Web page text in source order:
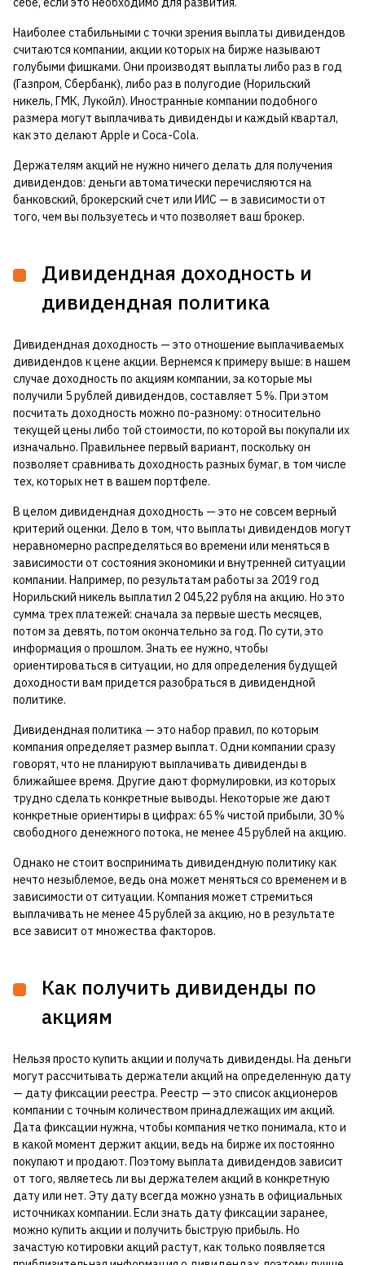
Наиболее стабильными с точки зрения выплаты дивидендов
считаются компании, акции которых на бирже называют
голубыми фишками. Они производят выплаты либо раз в год
(Газпром, Сбербанк), либо раз в полугодие (Норильский
никель, ГМК, Лукойл). Иностранные компании подобного
размера могут выплачивать дивиденды и каждый квартал,
как это делают Apple и Coca-Cola.
Держателям акций не нужно ничего делать для получения
дивидендов: деньги автоматически перечисляются на
банковский, брокерский счет или ИИС — в зависимости от
того, чем вы пользуетесь и что позволяет ваш брокер.
Дивидендная доходность и
дивидендная политика
Дивидендная доходность — это отношение выплачиваемых
дивидендов к цене акции. Вернемся к примеру выше: в нашем
случае доходность по акциям компании, за которые мы
получили 5 рублей дивидендов, составляет 5 %. При этом
посчитать доходность можно по-разному: относительно
текущей цены либо той стоимости, по которой вы покупали их
изначально. Правильнее первый вариант, поскольку он
позволяет сравнивать доходность разных бумаг, в том числе
тех, которых нет в вашем портфеле.
В целом дивидендная доходность — это не совсем верный
критерий оценки. Дело в том, что выплаты дивидендов могут
неравномерно распределяться во времени или меняться в
зависимости от состояния экономики и внутренней ситуации
компании. Например, по результатам работы за 2019 год
Норильский никель выплатил 2 045,22 рубля на акцию. Но это
сумма трех платежей: сначала за первые шесть месяцев,
потом за девять, потом окончательно за год. По сути, это
информация о прошлом. Знать ее нужно, чтобы
ориентироваться в ситуации, но для определения будущей
доходности вам придется разобраться в дивидендной
политике.
Дивидендная политика — это набор правил, по которым
компания определяет размер выплат. Одни компании сразу
говорят, что не планируют выплачивать дивиденды в
ближайшее время. Другие дают формулировки, из которых
трудно сделать конкретные выводы. Некоторые же дают
конкретные ориентиры в цифрах: 65 % чистой прибыли, 30 %
свободного денежного потока, не менее 45 рублей на акцию.
Однако не стоит воспринимать дивидендную политику как
нечто незыблемое, ведь она может меняться со временем и в
зависимости от ситуации. Компания может стремиться
выплачивать не менее 45 рублей за акцию, но в результате
все зависит от множества факторов.
Как получить дивиденды по
акциям
Нельзя просто купить акции и получать дивиденды. На деньги
могут рассчитывать держатели акций на определенную дату
— дату фиксации реестра. Реестр — это список акционеров
компании с точным количеством принадлежащих им акций.
Дата фиксации нужна, чтобы компания четко понимала, кто и
в какой момент держит акции, ведь на бирже их постоянно
покупают и продают. Поэтому выплата дивидендов зависит
от того, являетесь ли вы держателем акций в конкретную
дату или нет. Эту дату всегда можно узнать в официальных
источниках компании. Если знать дату фиксации заранее,
можно купить акции и получить быструю прибыль. Но
зачастую котировки акций растут, как только появляется